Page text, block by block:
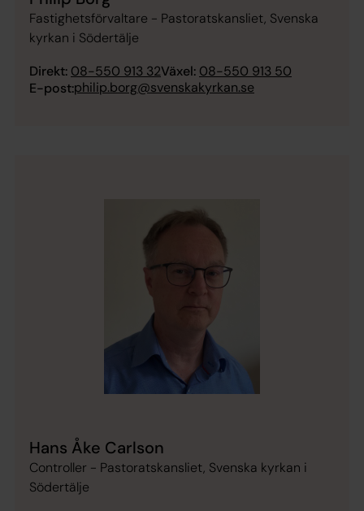
Fastighetsförvaltare - Pastoratskansliet, Svenska
kyrkan i Södertälje
Direkt: 08-550 913 32Växel: 08-550 913 50
E-post:philip.borg@svenskakyrkan.se
Hans Åke Carlson
Controller - Pastoratskansliet, Svenska kyrkan i
Södertälje